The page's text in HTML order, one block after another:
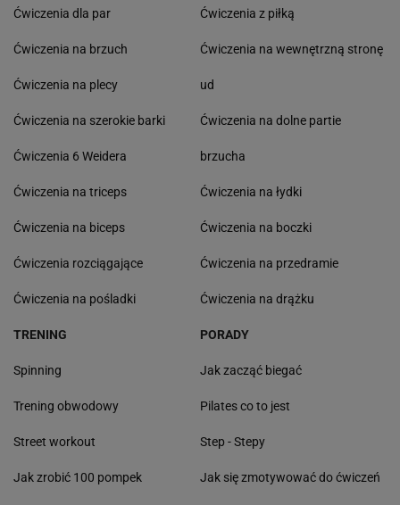
Ćwiczenia dla par
Ćwiczenia na brzuch
Ćwiczenia na plecy
Ćwiczenia na szerokie barki
Ćwiczenia 6 Weidera
Ćwiczenia na triceps
Ćwiczenia na biceps
Ćwiczenia rozciągające
Ćwiczenia na pośladki
Ćwiczenia z piłką
Ćwiczenia na wewnętrzną stronę
ud
Ćwiczenia na dolne partie
brzucha
Ćwiczenia na łydki
Ćwiczenia na boczki
Ćwiczenia na przedramie
Ćwiczenia na drążku
TRENING
Spinning
Trening obwodowy
Street workout
Jak zrobić 100 pompek
PORADY
Jak zacząć biegać
Pilates co to jest
Step - Stepy
Jak się zmotywować do ćwiczeń